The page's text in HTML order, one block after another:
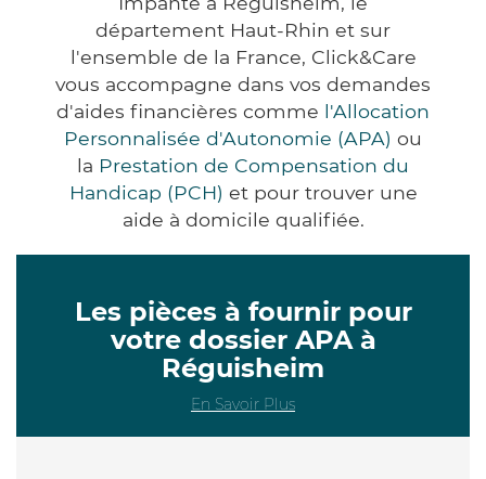
département Haut-Rhin et sur
l'ensemble de la France, Click&Care
vous accompagne dans vos demandes
d'aides financières comme l'Allocation
Personnalisée d'Autonomie (APA) ou
la Prestation de Compensation du
Handicap (PCH) et pour trouver une
aide à domicile qualifiée.
Les pièces à fournir pour
votre dossier APA à
Réguisheim
En Savoir Plus